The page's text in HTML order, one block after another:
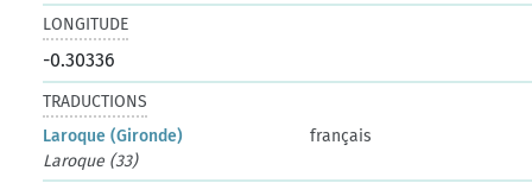
LONGITUDE
-0.30336
TRADUCTIONS
Laroque (Gironde)
français
Laroque (33)